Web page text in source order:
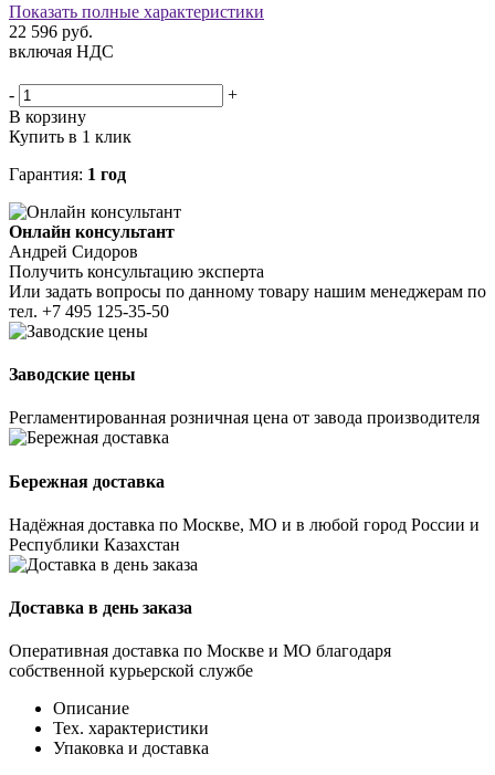
Показать полные характеристики
22 596 руб.
включая НДС
-
+
В корзину
Купить в 1 клик
Гарантия: 1 год
Онлайн консультант
Андрей Сидоров
Получить консультацию эксперта
Или задать вопросы по данному товару нашим менеджерам по
тел. +7 495 125-35-50
Заводские цены
Регламентированная розничная цена от завода производителя
Бережная доставка
Надёжная доставка по Москве, МО и в любой город России и
Республики Казахстан
Доставка в день заказа
Оперативная доставка по Москве и МО благодаря
собственной курьерской службе
Описание
Тех. характеристики
Упаковка и доставка